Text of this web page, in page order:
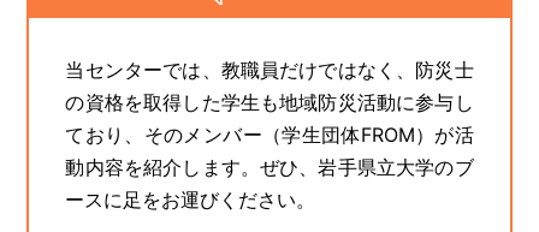
当センターでは、教職員だけではなく、防災士
の資格を取得した学生も地域防災活動に参与し
ており、そのメンバー（学生団体FROM）が活
動内容を紹介します。ぜひ、岩手県立大学のブ
ースに足をお運びください。